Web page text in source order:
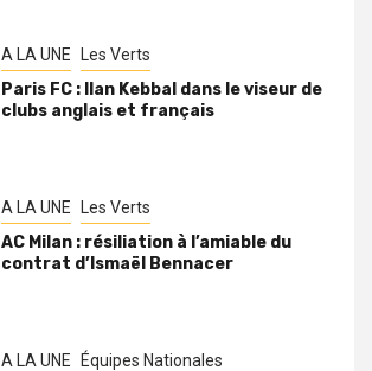
A LA UNE Les Verts
Paris FC : Ilan Kebbal dans le viseur de
clubs anglais et français
A LA UNE Les Verts
AC Milan : résiliation à l’amiable du
contrat d’Ismaël Bennacer
A LA UNE Équipes Nationales